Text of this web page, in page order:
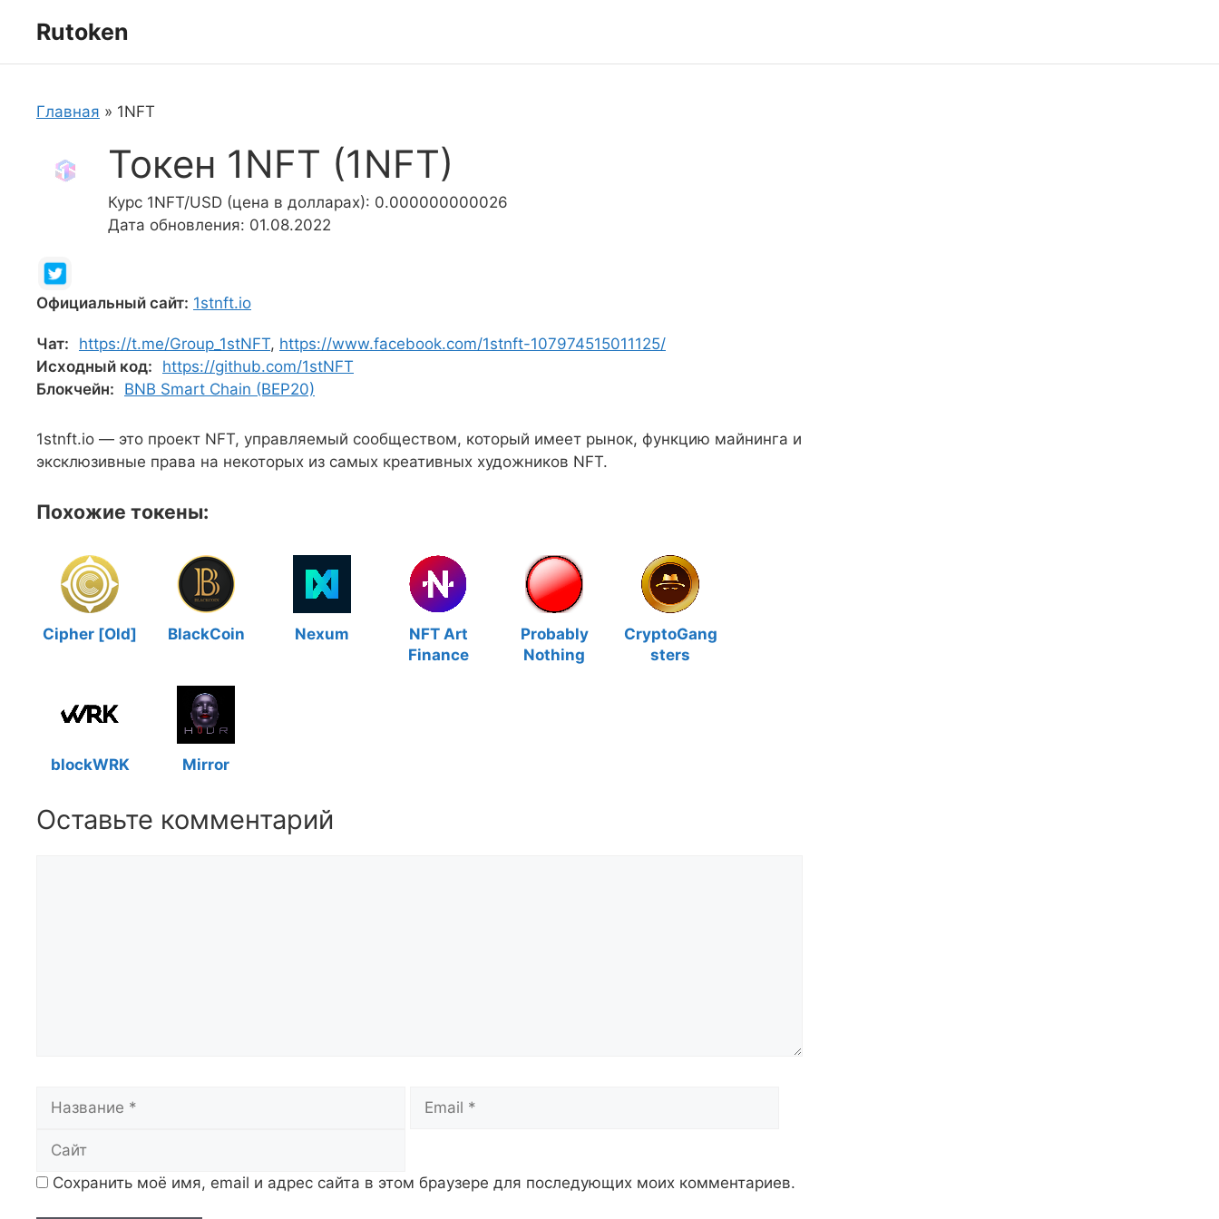
Rutoken
Главная » 1NFT
Токен 1NFT (1NFT)
Курс 1NFT/USD (цена в долларах): 0.000000000026
Дата обновления: 01.08.2022
Официальный сайт: 1stnft.io
Чат: https://t.me/Group_1stNFT, https://www.facebook.com/1stnft-107974515011125/
Исходный код:
https://github.com/1stNFT
Блокчейн:
BNB Smart Chain (BEP20)
1stnft.io — это проект NFT, управляемый сообществом, который имеет рынок, функцию майнинга и
эксклюзивные права на некоторых из самых креативных художников NFT.
Похожие токены:
Cipher [Old] BlackCoin Nexum
NFT Art
Finance
Probably
Nothing
CryptoGang
sters
blockWRK Mirror
Оставьте комментарий
Сохранить моё имя, email и адрес сайта в этом браузере для последующих моих комментариев.